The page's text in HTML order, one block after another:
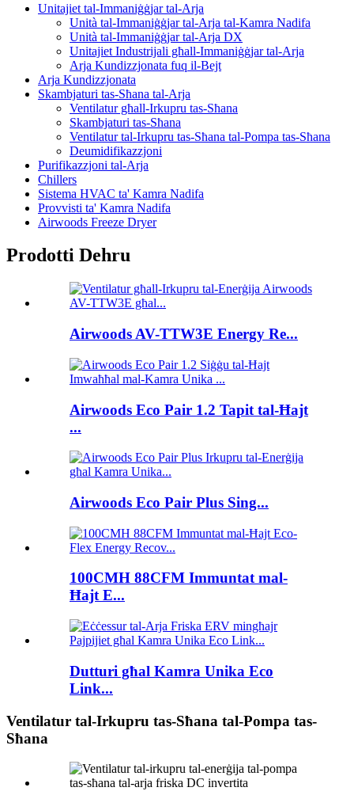
Unitajiet tal-Immaniġġjar tal-Arja
Unità tal-Immaniġġjar tal-Arja tal-Kamra Nadifa
Unità tal-Immaniġġjar tal-Arja DX
Unitajiet Industrijali għall-Immaniġġjar tal-Arja
Arja Kundizzjonata fuq il-Bejt
Arja Kundizzjonata
Skambjaturi tas-Sħana tal-Arja
Ventilatur għall-Irkupru tas-Sħana
Skambjaturi tas-Sħana
Ventilatur tal-Irkupru tas-Sħana tal-Pompa tas-Sħana
Deumidifikazzjoni
Purifikazzjoni tal-Arja
Chillers
Sistema HVAC ta' Kamra Nadifa
Provvisti ta' Kamra Nadifa
Airwoods Freeze Dryer
Prodotti Dehru
Airwoods AV-TTW3E Energy Re...
Airwoods Eco Pair 1.2 Tapit tal-Ħajt
...
Airwoods Eco Pair Plus Sing...
100CMH 88CFM Immuntat mal-
Ħajt E...
Dutturi għal Kamra Unika Eco
Link...
Ventilatur tal-Irkupru tas-Sħana tal-Pompa tas-
Sħana